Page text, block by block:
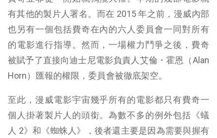
有其他的製片人署名。而在 2015 年之前，漫威內部
也另有一個包括費奇在內的六人委員會一同對所有
的電影進行指導。然而，一場權力鬥爭之後，費奇
被賦予了直接向迪士尼電影負責人艾倫・霍恩（Alan
Horn）匯報的權限，委員會被徹底架空。
至此，漫威電影宇宙幾乎所有的電影都只有費奇一
個人掛著製片人的頭銜。為數不多的例外包括《蟻
人 2》和《蜘蛛人》，後者還主要是因為需要與握有